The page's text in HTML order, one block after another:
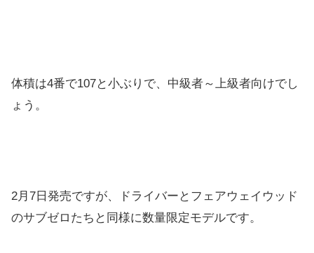
体積は4番で107と小ぶりで、中級者～上級者向けでし
ょう。
2月7日発売ですが、ドライバーとフェアウェイウッド
のサブゼロたちと同様に数量限定モデルです。